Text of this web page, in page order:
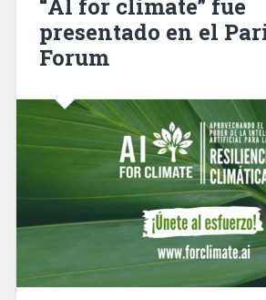
“Al for climate” fue
presentado en el
Forum